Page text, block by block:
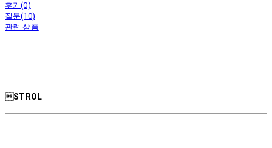
후기(0)
질문(10)
관련 상품
STROL